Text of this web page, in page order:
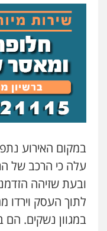
עו"ד
משפט
עו"ד
עו"ד
פלילי
במקום האירוע
עלה כי הרכב של
ובעת שזיהה
לתוך העסק וירדו
במגוון נשקים. הם